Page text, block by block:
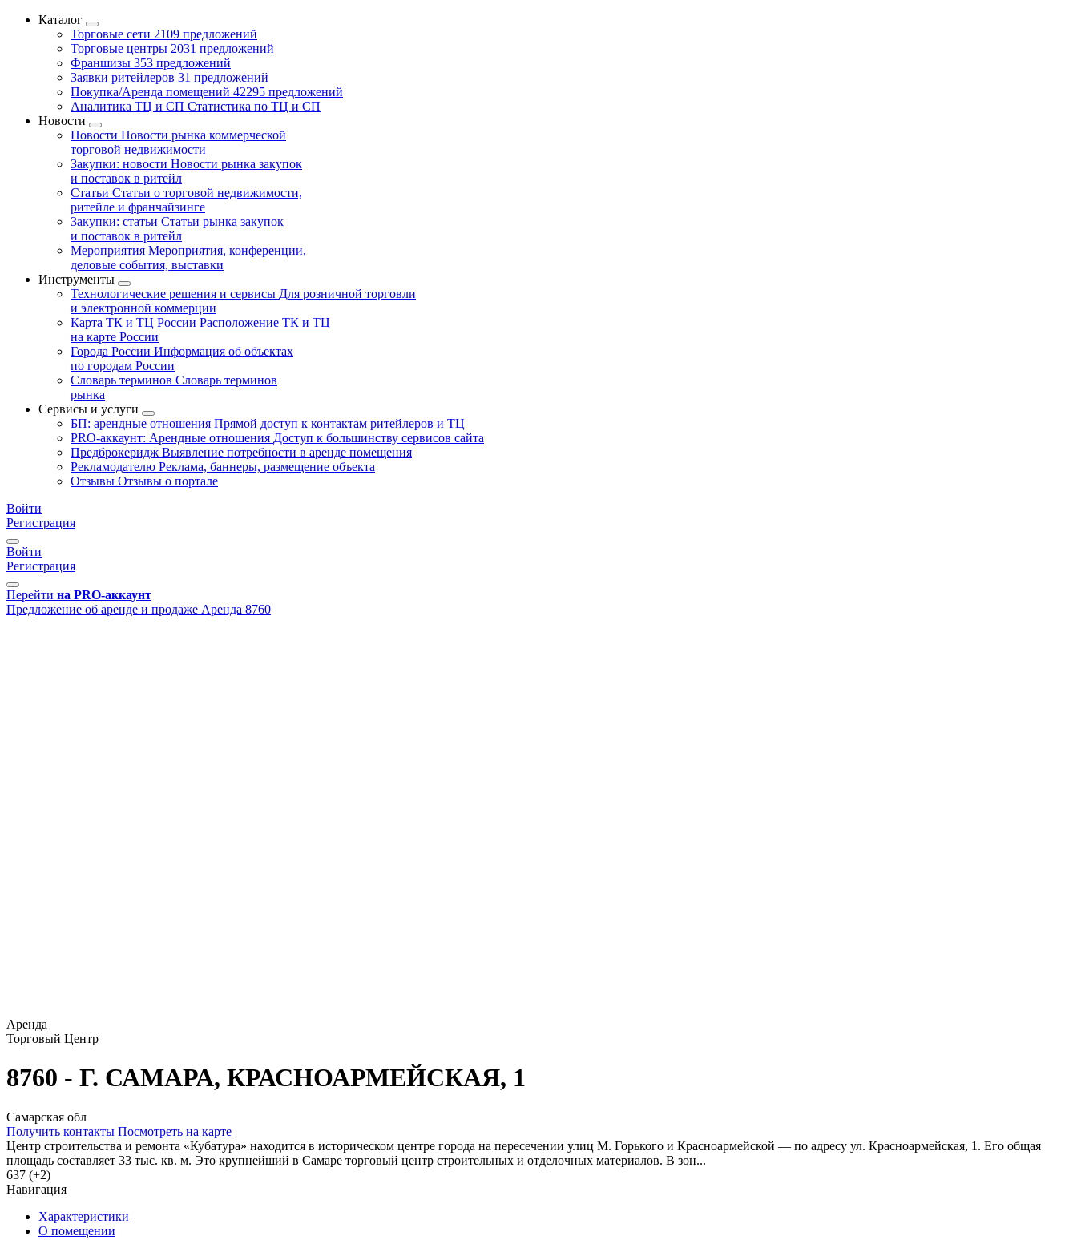
Каталог
Торговые сети 2109 предложений
Торговые центры 2031 предложений
Франшизы 353 предложений
Заявки ритейлеров 31 предложений
Покупка/Аренда помещений 42295 предложений
Аналитика ТЦ и СП Статистика по ТЦ и СП
Новости
Новости Новости рынка коммерческой
торговой недвижимости
Закупки: новости Новости рынка закупок
и поставок в ритейл
Статьи Статьи о торговой недвижимости,
ритейле и франчайзинге
Закупки: статьи Статьи рынка закупок
и поставок в ритейл
Мероприятия Мероприятия, конференции,
деловые события, выставки
Инструменты
Технологические решения и сервисы Для розничной торговли
и электронной коммерции
Карта ТК и ТЦ России Расположение ТК и ТЦ
на карте России
Города России Информация об объектах
по городам России
Словарь терминов Словарь терминов
рынка
Сервисы и услуги
БП: арендные отношения Прямой доступ к контактам ритейлеров и ТЦ
PRO-аккаунт: Арендные отношения Доступ к большинству сервисов сайта
Предброкеридж Выявление потребности в аренде помещения
Рекламодателю Реклама, баннеры, размещение объекта
Отзывы Отзывы о портале
Войти
Регистрация
Войти
Регистрация
Перейти на PRO-аккаунт
Предложение об аренде и продаже Аренда 8760
Аренда
Торговый Центр
8760 - Г. САМАРА, КРАСНОАРМЕЙСКАЯ, 1
Самарская обл
Получить контакты Посмотреть на карте
Центр строительства и ремонта «Кубатура» находится в историческом центре города на пересечении улиц М. Горького и Красноармейской — по адресу ул. Красноармейская, 1. Его общая
площадь составляет 33 тыс. кв. м. Это крупнейший в Самаре торговый центр строительных и отделочных материалов. В зон...
637 (+2)
Навигация
Характеристики
О помещении